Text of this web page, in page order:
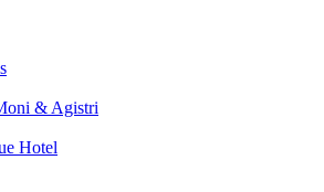
& Agistri
Hotel